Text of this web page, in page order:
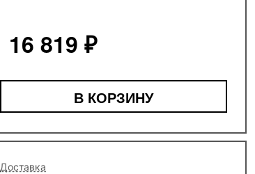
16 819 ₽
В КОРЗИНУ
Доставка